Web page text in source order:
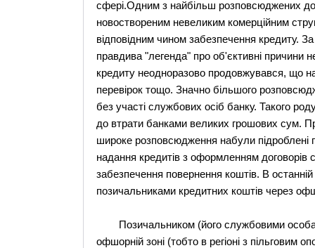
сфері.Одним з найбільш розповсюджених
новоствореним невеликим комерційним
відповідним чином забезпечення кредиту.
правдива "легенда" про об'єктивні причини
кредиту неодноразово продовжувався, що
перевірок тощо. Значно більшого
без участі службових осіб банку. Такого
до втрати банками великих грошових сум.
широке розповсюдження набули підроблені
надання кредитів з оформленням договорів
забезпечення повернення коштів. В
позичальниками кредитних коштів через
Позичальником (його службовими
офшорній зоні (тобто в регіоні з